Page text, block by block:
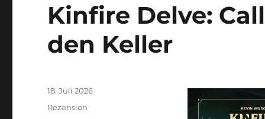
Kinfire Delve:
den Keller
Veröffentlicht
am
18. Juli 2026
Kategorien
Rezension